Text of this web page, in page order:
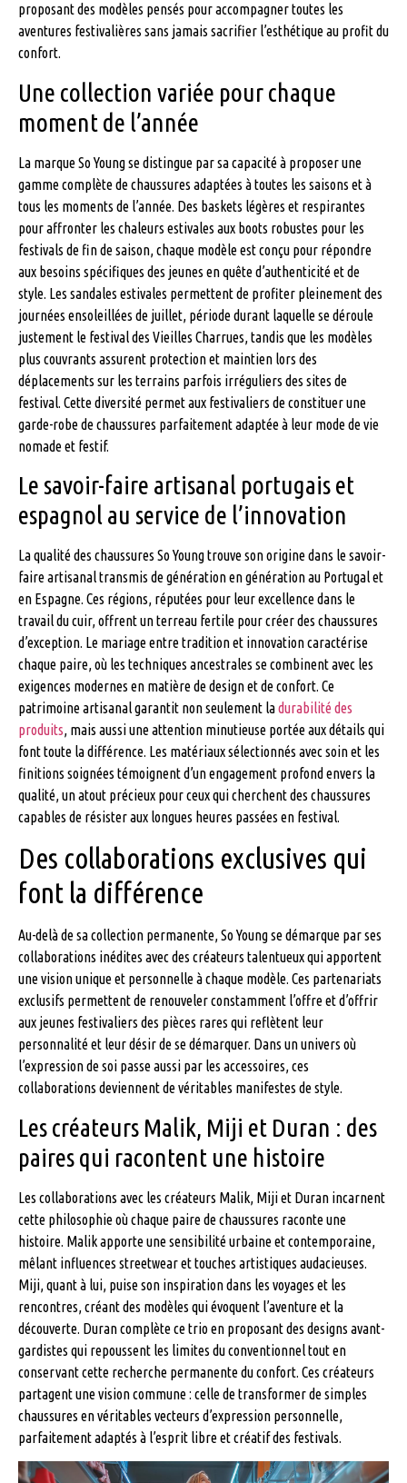
proposant des modèles pensés pour accompagner toutes les
aventures festivalières sans jamais sacrifier l’esthétique au profit du
confort.
Une collection variée pour chaque
moment de l’année
La marque So Young se distingue par sa capacité à proposer une
gamme complète de chaussures adaptées à toutes les saisons et à
tous les moments de l’année. Des baskets légères et respirantes
pour affronter les chaleurs estivales aux boots robustes pour les
festivals de fin de saison, chaque modèle est conçu pour répondre
aux besoins spécifiques des jeunes en quête d’authenticité et de
style. Les sandales estivales permettent de profiter pleinement des
journées ensoleillées de juillet, période durant laquelle se déroule
justement le festival des Vieilles Charrues, tandis que les modèles
plus couvrants assurent protection et maintien lors des
déplacements sur les terrains parfois irréguliers des sites de
festival. Cette diversité permet aux festivaliers de constituer une
garde-robe de chaussures parfaitement adaptée à leur mode de vie
nomade et festif.
Le savoir-faire artisanal portugais et
espagnol au service de l’innovation
La qualité des chaussures So Young trouve son origine dans le savoir-
faire artisanal transmis de génération en génération au Portugal et
en Espagne. Ces régions, réputées pour leur excellence dans le
travail du cuir, offrent un terreau fertile pour créer des chaussures
d’exception. Le mariage entre tradition et innovation caractérise
chaque paire, où les techniques ancestrales se combinent avec les
exigences modernes en matière de design et de confort. Ce
patrimoine artisanal garantit non seulement ladurabilité des
produits, mais aussi une attention minutieuse portée aux détails qui
font toute la différence. Les matériaux sélectionnés avec soin et les
finitions soignées témoignent d’un engagement profond envers la
qualité, un atout précieux pour ceux qui cherchent des chaussures
capables de résister aux longues heures passées en festival.
Des collaborations exclusives qui
font la différence
Au-delà de sa collection permanente, So Young se démarque par ses
collaborations inédites avec des créateurs talentueux qui apportent
une vision unique et personnelle à chaque modèle. Ces partenariats
exclusifs permettent de renouveler constamment l’offre et d’offrir
aux jeunes festivaliers des pièces rares qui reflètent leur
personnalité et leur désir de se démarquer. Dans un univers où
l’expression de soi passe aussi par les accessoires, ces
collaborations deviennent de véritables manifestes de style.
Les créateurs Malik, Miji et Duran : des
paires qui racontent une histoire
Les collaborations avec les créateurs Malik, Miji et Duran incarnent
cette philosophie où chaque paire de chaussures raconte une
histoire. Malik apporte une sensibilité urbaine et contemporaine,
mêlant influences streetwear et touches artistiques audacieuses.
Miji, quant à lui, puise son inspiration dans les voyages et les
rencontres, créant des modèles qui évoquent l’aventure et la
découverte. Duran complète ce trio en proposant des designs avant-
gardistes qui repoussent les limites du conventionnel tout en
conservant cette recherche permanente du confort. Ces créateurs
partagent une vision commune : celle de transformer de simples
chaussures en véritables vecteurs d’expression personnelle,
parfaitement adaptés à l’esprit libre et créatif des festivals.